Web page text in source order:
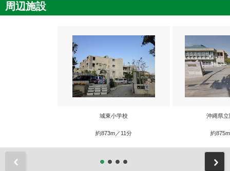
周辺施設
城東小学校
約873m／11分
沖縄県
約